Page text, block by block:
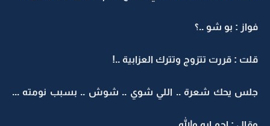
فواز : بو شو ..؟
قلت : قررت تتزوج وتترك العزابية ..!
جلس يحك شعرة .. اللي شوي .. شوش .. بسبب نومته ...